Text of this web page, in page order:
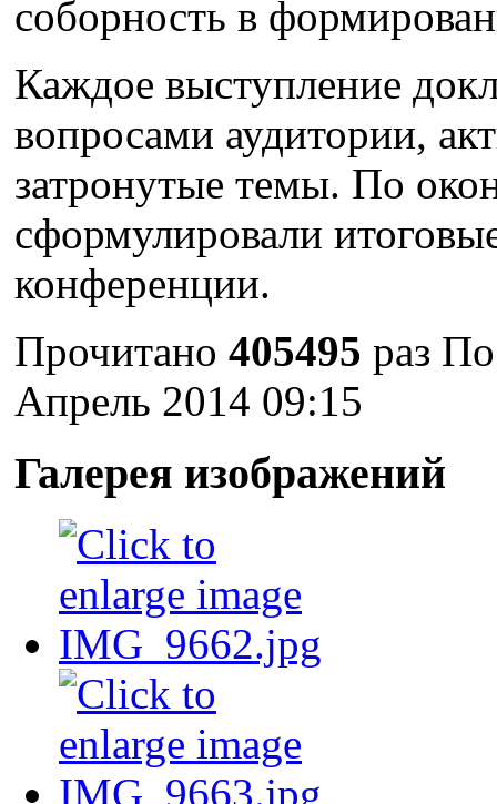
соборность в
Каждое выступление
вопросами аудитории,
затронутые темы. По
сформулировали
конференции.
Прочитано 405495 раз
Апрель 2014 09:15
Галерея изображений